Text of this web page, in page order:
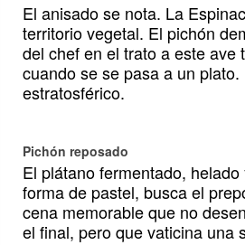
El anisado se nota. La
territorio vegetal. El pichón
del chef en el trato a este ave
cuando se se pasa a un
estratosférico.
Pichón reposado
El plátano fermentado,
forma de pastel, busca el
cena memorable que no
el final, pero que vaticina una